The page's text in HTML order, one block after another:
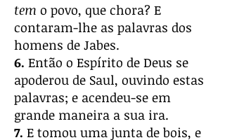
tem o povo, que chora? E
contaram-lhe as palavras dos
homens de Jabes.
6. Então o Espírito de Deus se
apoderou de Saul, ouvindo estas
palavras; e acendeu-se em
grande maneira a sua ira.
7. E tomou uma junta de bois, e